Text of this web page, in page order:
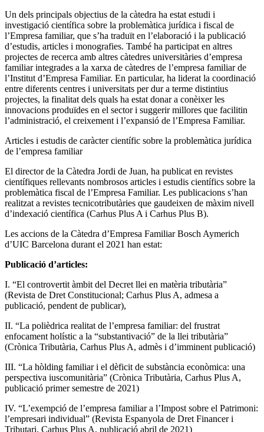
Un dels principals objectius de la càtedra ha estat estudi i
investigació científica sobre la problemàtica jurídica i fiscal de
l’Empresa familiar, que s’ha traduït en l’elaboració i la publicació
d’estudis, articles i monografies. També ha participat en altres
projectes de recerca amb altres càtedres universitàries d’empresa
familiar integrades a la xarxa de càtedres de l’empresa familiar de
l’Institut d’Empresa Familiar. En particular, ha liderat la coordinació
entre diferents centres i universitats per dur a terme distintius
projectes, la finalitat dels quals ha estat donar a conèixer les
innovacions produïdes en el sector i suggerir millores que facilitin
l’administració, el creixement i l’expansió de l’Empresa Familiar.
Articles i estudis de caràcter científic sobre la problemàtica jurídica
de l’empresa familiar
El director de la Càtedra Jordi de Juan, ha publicat en revistes
científiques rellevants nombrosos articles i estudis científics sobre la
problemàtica fiscal de l’Empresa Familiar. Les publicacions s’han
realitzat a revistes tecnicotributàries que gaudeixen de màxim nivell
d’indexació científica (Carhus Plus A i Carhus Plus B).
Les accions de la Càtedra d’Empresa Familiar Bosch Aymerich
d’UIC Barcelona durant el 2021 han estat:
Publicació d’articles:
I. “El controvertit àmbit del Decret llei en matèria tributària”
(Revista de Dret Constitucional; Carhus Plus A, admesa a
publicació, pendent de publicar),
II. “La polièdrica realitat de l’empresa familiar: del frustrat
enfocament holístic a la “substantivació” de la llei tributària”
(Crònica Tributària, Carhus Plus A, admès i d’imminent publicació)
III. “La hòlding familiar i el dèficit de substància econòmica: una
perspectiva iuscomunitària” (Crònica Tributària, Carhus Plus A,
publicació primer semestre de 2021)
IV. “L’exempció de l’empresa familiar a l’Impost sobre el Patrimoni:
l’empresari individual” (Revista Espanyola de Dret Financer i
Tributari, Carhus Plus A, publicació abril de 2021)